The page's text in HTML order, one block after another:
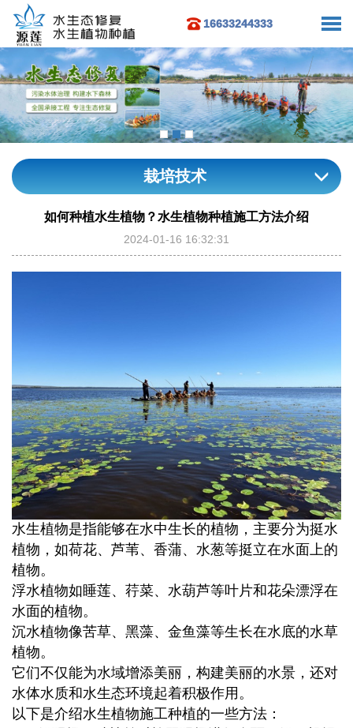
16633244333
栽培技术
如何种植水生植物？水生植物种植施工方法介绍
2024-01-16 16:32:31
水生植物是指能够在水中生长的植物，主要分为挺水
植物，如荷花、芦苇、香蒲、水葱等挺立在水面上的
植物。
浮水植物如睡莲、荇菜、水葫芦等叶片和花朵漂浮在
水面的植物。
沉水植物像苦草、黑藻、金鱼藻等生长在水底的水草
植物。
它们不仅能为水域增添美丽，构建美丽的水景，还对
水体水质和水生态环境起着积极作用。
以下是介绍水生植物施工种植的一些方法：